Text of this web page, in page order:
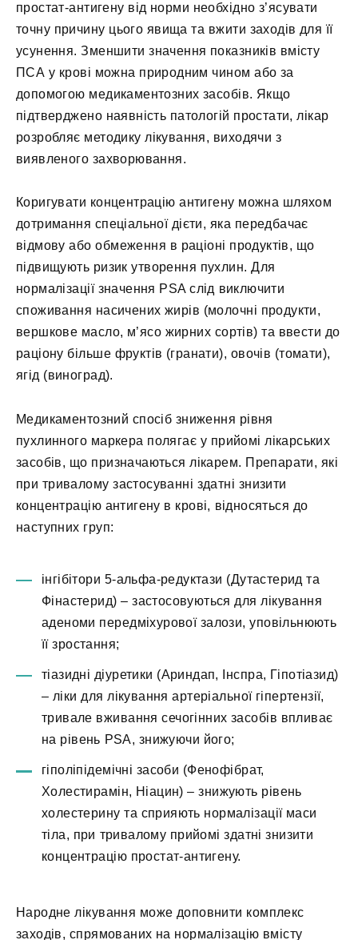
простат-антигену від норми необхідно з’ясувати
точну причину цього явища та вжити заходів для її
усунення. Зменшити значення показників вмісту
ПСА у крові можна природним чином або за
допомогою медикаментозних засобів. Якщо
підтверджено наявність патологій простати, лікар
розробляє методику лікування, виходячи з
виявленого захворювання.
Коригувати концентрацію антигену можна шляхом
дотримання спеціальної дієти, яка передбачає
відмову або обмеження в раціоні продуктів, що
підвищують ризик утворення пухлин. Для
нормалізації значення PSA слід виключити
споживання насичених жирів (молочні продукти,
вершкове масло, м’ясо жирних сортів) та ввести до
раціону більше фруктів (гранати), овочів (томати),
ягід (виноград).
Медикаментозний спосіб зниження рівня
пухлинного маркера полягає у прийомі лікарських
засобів, що призначаються лікарем. Препарати, які
при тривалому застосуванні здатні знизити
концентрацію антигену в крові, відносяться до
наступних груп:
інгібітори 5-альфа-редуктази (Дутастерид та
Фінастерид) – застосовуються для лікування
аденоми передміхурової залози, уповільнюють
її зростання;
тіазидні діуретики (Ариндап, Інспра, Гіпотіазид)
– ліки для лікування артеріальної гіпертензії,
тривале вживання сечогінних засобів впливає
на рівень PSA, знижуючи його;
гіполіпідемічні засоби (Фенофібрат,
Холестирамін, Ніацин) – знижують рівень
холестерину та сприяють нормалізації маси
тіла, при тривалому прийомі здатні знизити
концентрацію простат-антигену.
Народне лікування може доповнити комплекс
заходів, спрямованих на нормалізацію вмісту